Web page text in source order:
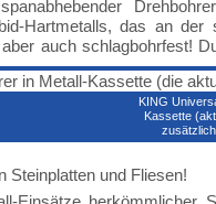
KING
Kassette
Hartmetalls, das an
auch schlagbohrfest!
Steinplatten und Fliesen!